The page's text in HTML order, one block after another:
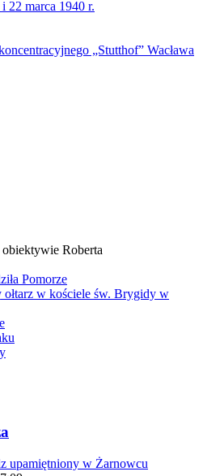
22 marca 1940 r.
„Stutthof” Wacława
Roberta
Pomorze
w kościele św. Brygidy w